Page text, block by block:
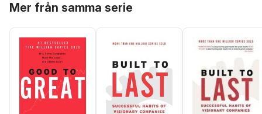
Mer från samma serie